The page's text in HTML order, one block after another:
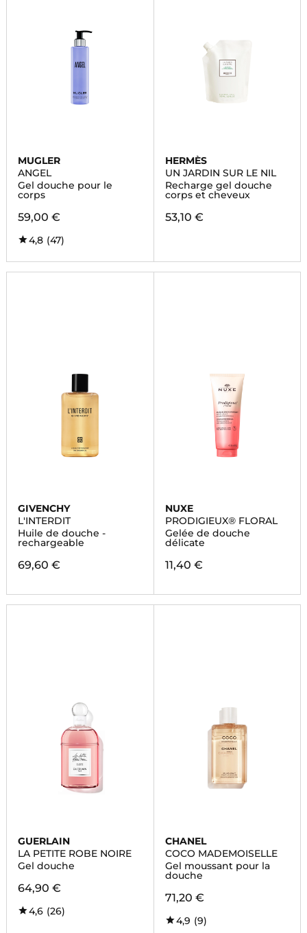
MUGLER
ANGEL
Gel douche pour le
corps
59,00 €
4,8 (47)
HERMÈS
UN JARDIN SUR LE NIL
Recharge gel douche
corps et cheveux
53,10 €
GIVENCHY
L'INTERDIT
Huile de douche -
rechargeable
69,60 €
NUXE
PRODIGIEUX® FLORAL
Gelée de douche
délicate
11,40 €
GUERLAIN
LA PETITE ROBE NOIRE
Gel douche
64,90 €
4,6 (26)
CHANEL
COCO MADEMOISELLE
Gel moussant pour la
douche
71,20 €
4,9 (9)